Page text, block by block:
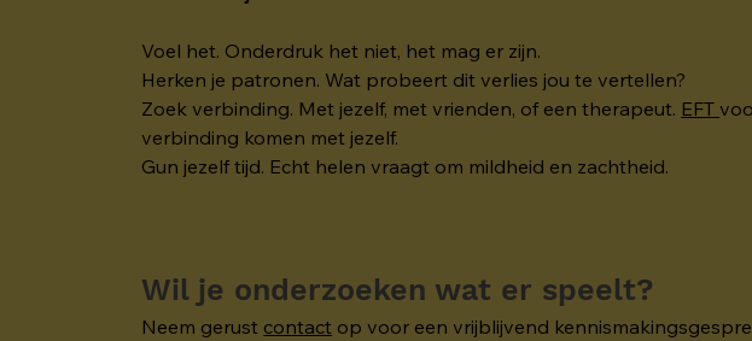
Voel het. Onderdruk het niet, het mag er zijn.
Herken je patronen. Wat probeert dit verlies jou te vertellen?
Zoek verbinding. Met jezelf, met vrienden, of een therapeut. EFT
verbinding komen met jezelf.
Gun jezelf tijd. Echt helen vraagt om mildheid en zachtheid.
Wil je onderzoeken wat er speelt?
Neem gerust contact op voor een vrijblijvend